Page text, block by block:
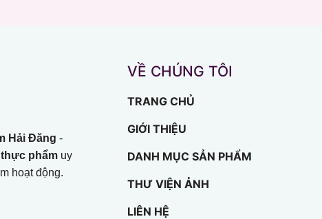
Hải Đăng -
thực phẩm uy
hoạt động.
VỀ CHÚNG TÔI
TRANG CHỦ
GIỚI THIỆU
DANH MỤC SẢN PHẨM
THƯ VIỆN ẢNH
LIÊN HỆ